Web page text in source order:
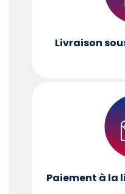
Livraison
Paiement à la